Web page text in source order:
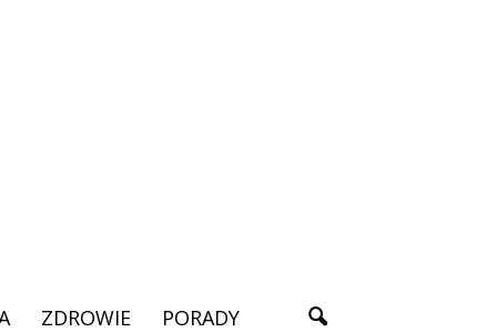
ZDROWIE PORADY